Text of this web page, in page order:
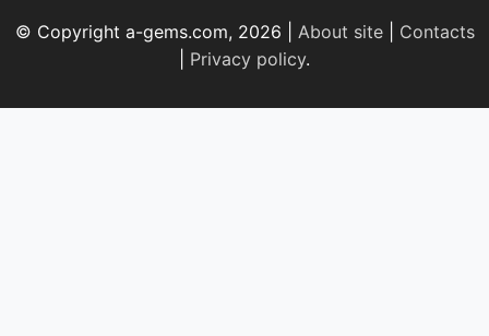
© Copyright a-gems.com, 2026 | About site| Contacts
Privacy policy.